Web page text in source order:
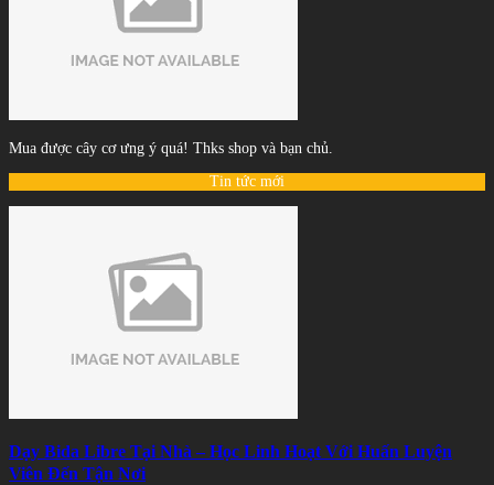
Mua được cây cơ ưng ý quá! Thks shop và bạn chủ.
Tin tức mới
Dạy Bida Libre Tại Nhà – Học Linh Hoạt Với Huấn Luyện
Viên Đến Tận Nơi